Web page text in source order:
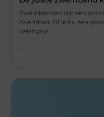
Zwembanden zijn een
zwembad. Of je nu een
belangrijk